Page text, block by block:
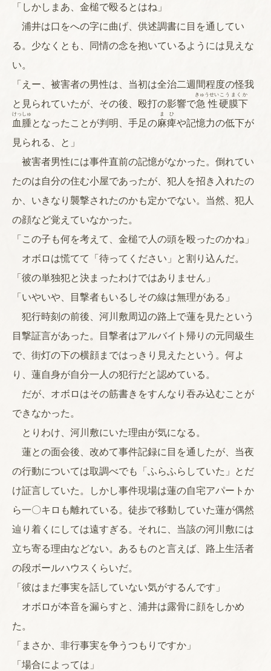
「しかしまあ、金槌で殴るとはね」
浦井は口をへの字に曲げ、供述調書に目を通してい
る。少なくとも、同情の念を抱いているようには見えな
い。
「えー、被害者の男性は、当初は全治二週間程度の怪我
と見られていたが、その後、殴打の影響で急性
きゅうせい
硬膜下
こうまくか
血腫
けっしゅ
となったことが判明、手足の麻痺
まひ
や記憶力の低下が
見られる、と」
被害者男性には事件直前の記憶がなかった。倒れてい
たのは自分の住む小屋であったが、犯人を招き入れたの
か、いきなり襲撃されたのかも定かでない。当然、犯人
の顔など覚えていなかった。
「この子も何を考えて、金槌で人の頭を殴ったのかね」
オボロは慌てて「待ってください」と割り込んだ。
「彼の単独犯と決まったわけではありません」
「いやいや、目撃者もいるしその線は無理がある」
犯行時刻の前後、河川敷周辺の路上で蓮を見たという
目撃証言があった。目撃者はアルバイト帰りの元同級生
で、街灯の下の横顔まではっきり見えたという。何よ
り、蓮自身が自分一人の犯行だと認めている。
だが、オボロはその筋書きをすんなり吞み込むことが
できなかった。
とりわけ、河川敷にいた理由が気になる。
蓮との面会後、改めて事件記録に目を通したが、当夜
の行動については取調べでも「ふらふらしていた」とだ
け証言していた。しかし事件現場は蓮の自宅アパートか
ら一〇キロも離れている。徒歩で移動していた蓮が偶然
辿り着くにしては遠すぎる。それに、当該の河川敷には
立ち寄る理由などない。あるものと言えば、路上生活者
の段ボールハウスくらいだ。
「彼はまだ事実を話していない気がするんです」
オボロが本音を漏らすと、浦井は露骨に顔をしかめ
た。
「まさか、非行事実を争うつもりですか」
「場合によっては」